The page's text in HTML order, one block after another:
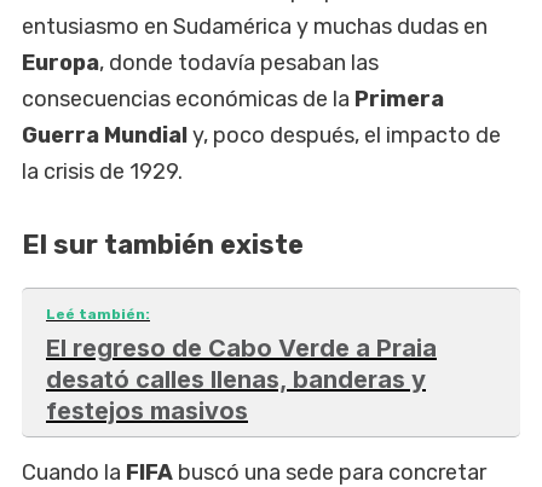
entusiasmo en Sudamérica y muchas dudas en
Europa, donde todavía pesaban las
consecuencias económicas de la Primera
Guerra Mundialy, poco después, el impacto de
la crisis de 1929.
El sur también existe
Leé también:
El regreso de Cabo Verde a Praia
desató calles llenas, banderas y
festejos masivos
Cuando la FIFA buscó una sede para concretar